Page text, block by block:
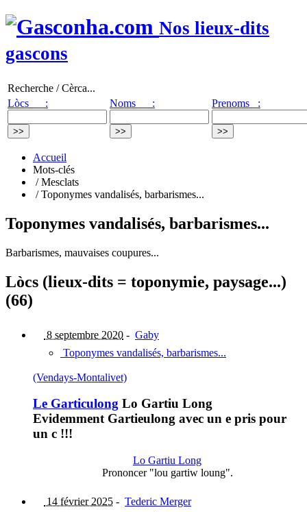
Nos lieux-dits
gascons
Recherche / Cèrca...
Lòcs :
Noms : Prenoms :
Accueil
Mots-clés
/ Mesclats
/ Toponymes vandalisés, barbarismes...
Toponymes vandalisés, barbarismes...
Barbarismes, mauvaises coupures...
Lòcs (lieux-dits = toponymie, paysage...)
(66)
8 septembre 2020 - Gaby
Toponymes vandalisés, barbarismes...
(Vendays-Montalivet)
Le Garticulong Lo Gartiu Long
Evidemment Gartieulong avec un e pris pour
un c !!!
Lo Gartiu Long
Prononcer "lou gartiw loung".
14 février 2025 - Tederic Merger